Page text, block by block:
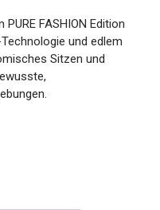
FASHION Edition
und edlem
Sitzen und